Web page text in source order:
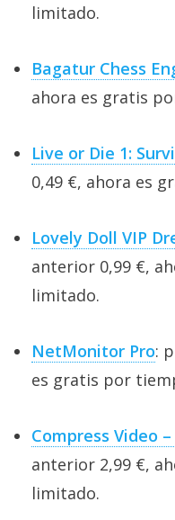
limitado.
Bagatur Chess
ahora es gratis
Live or Die 1:
0,49 €, ahora es
Lovely Doll VIP
anterior 0,99 €,
limitado.
NetMonitor Pro:
es gratis por
Compress Video
anterior 2,99 €,
limitado.